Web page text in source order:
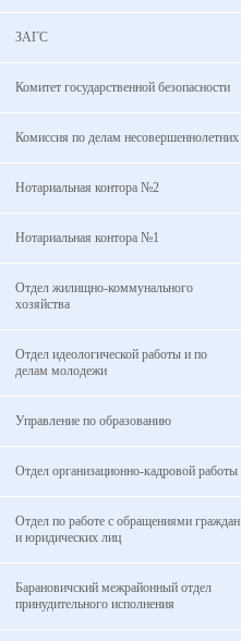
ЗАГС
Комитет государственной безопасности
Комиссия по делам несовершеннолетних
Нотариальная контора №2
Нотариальная контора №1
Отдел жилищно-коммунального
хозяйства
Отдел идеологической работы и по
делам молодежи
Управление по образованию
Отдел организационно-кадровой работы
Отдел по работе с обращениями граждан
и юридических лиц
Барановичский межрайонный отдел
принудительного исполнения